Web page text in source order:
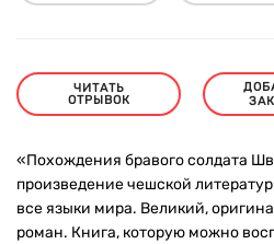
ЧИТАТЬ
ОТРЫВОК
«Похождения бравого солдата
произведение чешской
все языки мира. Великий,
роман. Книга, которую можно